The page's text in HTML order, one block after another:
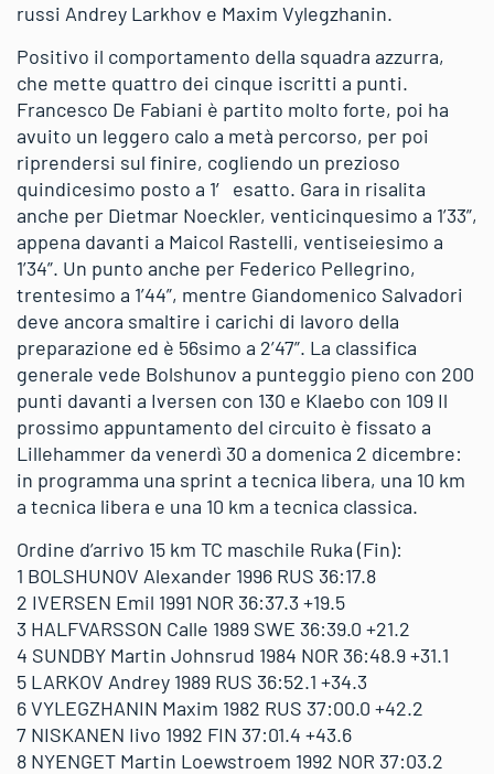
russi Andrey Larkhov e Maxim Vylegzhanin.
Positivo il comportamento della squadra azzurra,
che mette quattro dei cinque iscritti a punti.
Francesco De Fabiani è partito molto forte, poi ha
avuito un leggero calo a metà percorso, per poi
riprendersi sul finire, cogliendo un prezioso
quindicesimo posto a 1′ esatto. Gara in risalita
anche per Dietmar Noeckler, venticinquesimo a 1’33”,
appena davanti a Maicol Rastelli, ventiseiesimo a
1’34”. Un punto anche per Federico Pellegrino,
trentesimo a 1’44”, mentre Giandomenico Salvadori
deve ancora smaltire i carichi di lavoro della
preparazione ed è 56simo a 2’47”. La classifica
generale vede Bolshunov a punteggio pieno con 200
punti davanti a Iversen con 130 e Klaebo con 109 Il
prossimo appuntamento del circuito è fissato a
Lillehammer da venerdì 30 a domenica 2 dicembre:
in programma una sprint a tecnica libera, una 10 km
a tecnica libera e una 10 km a tecnica classica.
Ordine d’arrivo 15 km TC maschile Ruka (Fin):
1 BOLSHUNOV Alexander 1996 RUS 36:17.8
2 IVERSEN Emil 1991 NOR 36:37.3 +19.5
3 HALFVARSSON Calle 1989 SWE 36:39.0 +21.2
4 SUNDBY Martin Johnsrud 1984 NOR 36:48.9 +31.1
5 LARKOV Andrey 1989 RUS 36:52.1 +34.3
6 VYLEGZHANIN Maxim 1982 RUS 37:00.0 +42.2
7 NISKANEN Iivo 1992 FIN 37:01.4 +43.6
8 NYENGET Martin Loewstroem 1992 NOR 37:03.2